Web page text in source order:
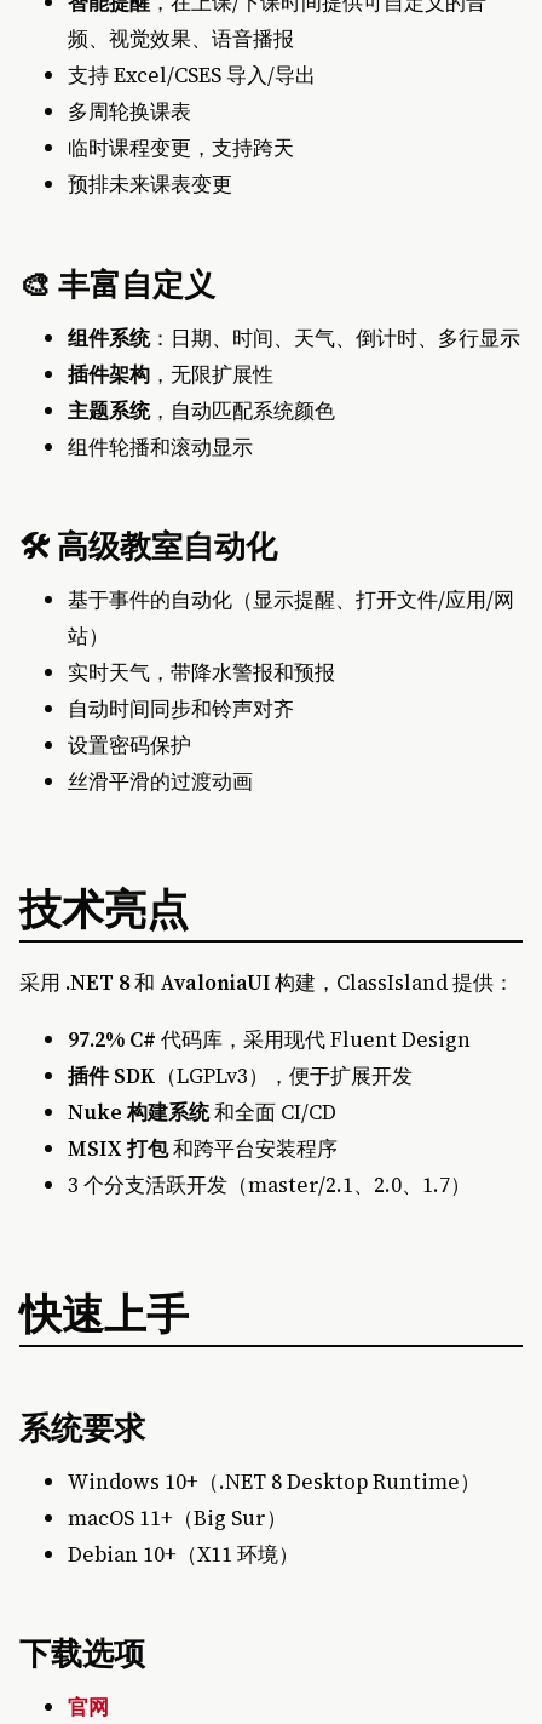
频、视觉效果、语音播报
支持 Excel/CSES 导入/导出
多周轮换课表
临时课程变更，支持跨天
预排未来课表变更
🎨 丰富自定义
组件系统：日期、时间、天气、倒计时、多行显示
插件架构 ，无限扩展性
主题系统，自动匹配系统颜色
组件轮播和滚动显示
🛠️ 高级教室自动化
基于事件的自动化（显示提醒、打开文件/应用/网
站）
实时天气，带降水警报和预报
自动时间同步和铃声对齐
设置密码保护
丝滑平滑的过渡动画
技术亮点
采用 .NET 8和 AvaloniaUI构建，ClassIsland 提供：
97.2% C# 代码库，采用现代 Fluent Design
插件 SDK （LGPLv3），便于扩展开发
Nuke 构建系统和全面 CI/CD
MSIX 打包和跨平台安装程序
3 个分支活跃开发（master/2.1、2.0、1.7）
快速上手
系统要求
Windows 10+（.NET 8 Desktop Runtime）
macOS 11+（Big Sur）
Debian 10+（X11 环境）
下载选项
官网